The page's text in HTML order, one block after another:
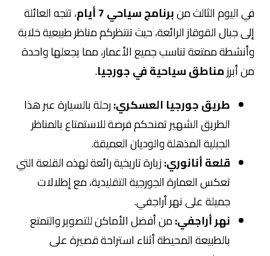
في اليوم الثالث منبرنامج سياحي 7 أيام
، تتجه العائلة
إلى جبال القوقاز الرائعة، حيث تنتظركم مناظر طبيعية خلابة
وأنشطة ممتعة تناسب جميع الأعمار، مما يجعلها واحدة
من أبرزمناطق سياحية في جورجيا.
طريق جورجيا العسكري:رحلة بالسيارة عبر هذا
الطريق الشهير تمنحكم فرصة للاستمتاع بالمناظر
الجبلية المذهلة والوديان العميقة.
قلعة أنانوري:زيارة تاريخية رائعة لهذه القلعة التي
تعكس العمارة الجورجية التقليدية، مع إطلالات
جميلة على نهر أراجفي.
نهر أراجفي:من أفضل الأماكن للتصوير والتمتع
بالطبيعة المحيطة أثناء استراحة قصيرة على